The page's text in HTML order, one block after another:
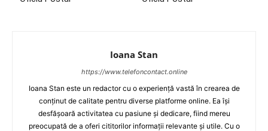
Ioana Stan
https://www.telefoncontact.online
Ioana Stan este un redactor cu o experiență vastă în crearea de
conținut de calitate pentru diverse platforme online. Ea își
desfășoară activitatea cu pasiune și dedicare, fiind mereu
preocupată de a oferi cititorilor informații relevante și utile. Cu o